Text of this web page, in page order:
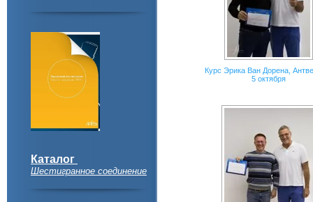
Каталог
Шестигранное соединение
Курс Эрика Ван Дорена,
5 октября